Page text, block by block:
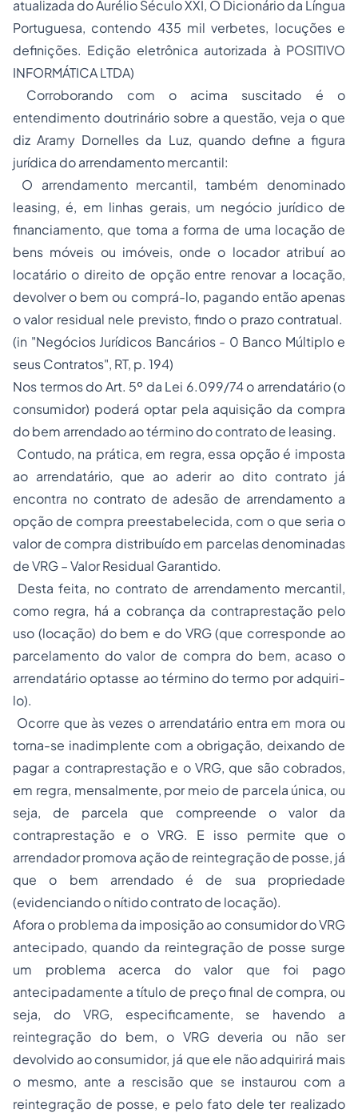
atualizada do Aurélio Século XXI, O Dicionário da Língua
Portuguesa, contendo 435 mil verbetes, locuções e
definições. Edição eletrônica autorizada à POSITIVO
INFORMÁTICA LTDA)
Corroborando com o acima suscitado é o
entendimento doutrinário sobre a questão, veja o que
diz Aramy Dornelles da Luz, quando define a figura
jurídica do arrendamento mercantil:
O arrendamento mercantil, também denominado
leasing, é, em linhas gerais, um negócio jurídico de
financiamento, que toma a forma de uma locação de
bens móveis ou imóveis, onde o locador atribuí ao
locatário o direito de opção entre renovar a locação,
devolver o bem ou comprá-lo, pagando então apenas
o valor residual nele previsto, findo o prazo contratual.
(in "Negócios Jurídicos Bancários - 0 Banco Múltiplo e
seus Contratos", RT, p. 194)
Nos termos do Art. 5º da Lei 6.099/74 o arrendatário (o
consumidor) poderá optar pela aquisição da compra
do bem arrendado ao término do contrato de leasing.
Contudo, na prática, em regra, essa opção é imposta
ao arrendatário, que ao aderir ao dito contrato já
encontra no contrato de adesão de arrendamento a
opção de compra preestabelecida, com o que seria o
valor de compra distribuído em parcelas denominadas
de VRG – Valor Residual Garantido.
Desta feita, no contrato de arrendamento mercantil,
como regra, há a cobrança da contraprestação pelo
uso (locação) do bem e do VRG (que corresponde ao
parcelamento do valor de compra do bem, acaso o
arrendatário optasse ao término do termo por adquiri-
lo).
Ocorre que às vezes o arrendatário entra em mora ou
torna-se inadimplente com a obrigação, deixando de
pagar a contraprestação e o VRG, que são cobrados,
em regra, mensalmente, por meio de parcela única, ou
seja, de parcela que compreende o valor da
contraprestação e o VRG. E isso permite que o
arrendador promova ação de reintegração de posse, já
que o bem arrendado é de sua propriedade
(evidenciando o nítido contrato de locação).
Afora o problema da imposição ao consumidor do VRG
antecipado, quando da reintegração de posse surge
um problema acerca do valor que foi pago
antecipadamente a título de preço final de compra, ou
seja, do VRG, especificamente, se havendo a
reintegração do bem, o VRG deveria ou não ser
devolvido ao consumidor, já que ele não adquirirá mais
o mesmo, ante a rescisão que se instaurou com a
reintegração de posse, e pelo fato dele ter realizado